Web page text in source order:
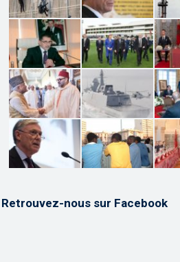
Retrouvez-nous sur Facebook